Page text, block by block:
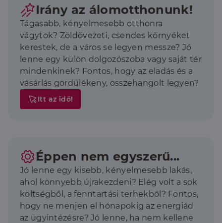
Irány az álomotthonunk!
Tágasabb, kényelmesebb otthonra
vágytok? Zöldövezeti, csendes környéket
kerestek, de a város se legyen messze? Jó
lenne egy külön dolgozószoba vagy saját tér
mindenkinek? Fontos, hogy az eladás és a
vásárlás gördülékeny, összehangolt legyen?
Itt az idő!
Éppen nem egyszerű...
Jó lenne egy kisebb, kényelmesebb lakás,
ahol könnyebb újrakezdeni? Elég volt a sok
költségből, a fenntartási terhekből? Fontos,
hogy ne menjen el hónapokig az energiád
az ügyintézésre? Jó lenne, ha nem kellene